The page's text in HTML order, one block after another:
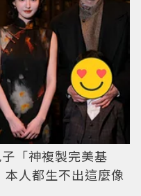
「神複製完美基
人都生不出這麼像